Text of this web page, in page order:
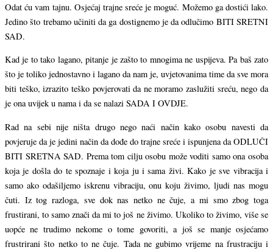
Odat ću vam tajnu. Osjećaj trajne sreće je moguć. Možemo ga dostići lako.
Jedino što trebamo učiniti da ga dostignemo je da odlučimo BITI SRETNI
SAD.
Kad je to tako lagano, pitanje je zašto to mnogima ne uspijeva. Pa baš zato
što je toliko jednostavno i lagano da nam je, uvjetovanima time da sve mora
biti teško, izrazito teško povjerovati da ne moramo zaslužiti sreću, nego da
je ona uvijek u nama i da se nalazi SADA I OVDJE.
Rad na sebi nije ništa drugo nego naći način kako osobu navesti da
povjeruje da je jedini način da dođe do trajne sreće i ispunjena da ODLUČI
BITI SRETNA SAD. Prema tom cilju osobu može voditi samo ona osoba
koja je došla do te spoznaje i koja ju i sama živi. Kako je sve vibracija i
samo ako odašiljemo iskrenu vibraciju, onu koju živimo, ljudi nas mogu
čuti. Iz tog razloga, sve dok nas netko ne čuje, a mi smo zbog toga
frustirani, to samo znači da mi to još ne živimo. Ukoliko to živimo, više se
uopće ne trudimo nekome o tome govoriti, a još se manje osjećamo
frustrirani što netko to ne čuje. Tada ne gubimo vrijeme na frustraciju i